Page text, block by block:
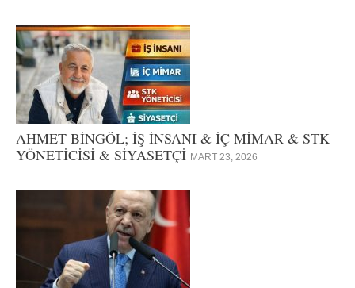
AHMET BİNGÖL; İŞ İNSANI & İÇ MİMAR & STK
YÖNETİCİSİ & SİYASETÇİ MART 23, 2026